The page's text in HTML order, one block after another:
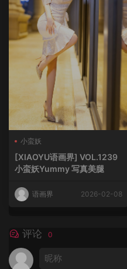
小蛮妖
[XIAOYU语画界] VOL.1239
小蛮妖Yummy 写真美腿
语画界 2026-02-08
评论 0